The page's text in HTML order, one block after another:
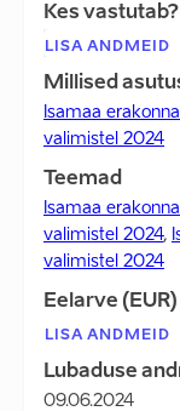
Kes vastutab?
LISA ANDMEID
Millised
Isamaa
valimistel 2024
Teemad
Isamaa
valimistel 2024,
valimistel 2024
Eelarve (EUR)
LISA ANDMEID
Lubaduse
09.06.2024